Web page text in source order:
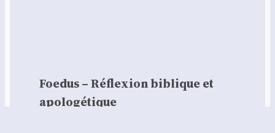
Foedus – Réflexion biblique et
apologétique